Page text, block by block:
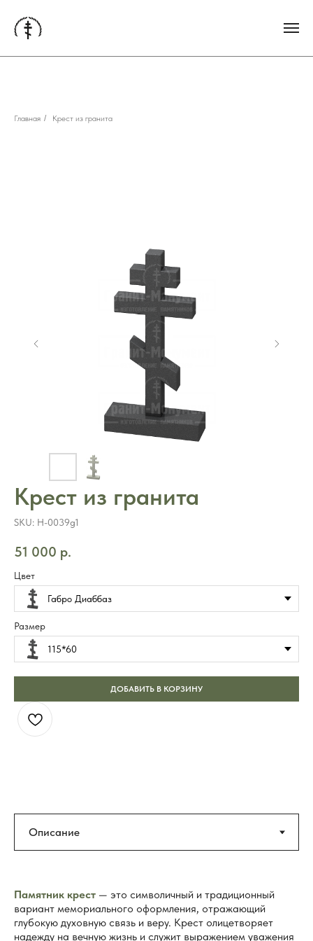
Главная / Крест из гранита
Крест из гранита
SKU: H-0039g1
51 000 р.
Цвет
Габро Диаббаз
Размер
115*60
ДОБАВИТЬ В КОРЗИНУ
Памятник крест — это символичный и традиционный
вариант мемориального оформления, отражающий
глубокую духовную связь и веру. Крест олицетворяет
надежду на вечную жизнь и служит выражением уважения